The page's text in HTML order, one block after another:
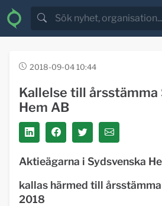
2018-09-04 10:44
Kallelse till årsstämma
Hem AB
Aktieägarna i Sydsvenska
kallas härmed till
2018